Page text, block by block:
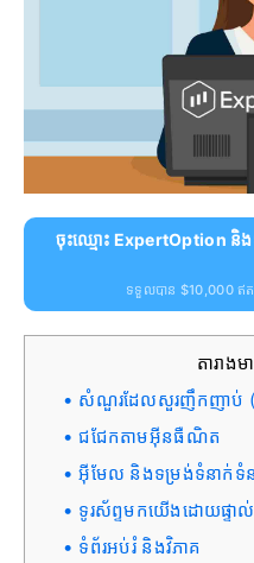
ចុះឈ្មោះ ExpertOption
ទទួលបាន $10,000 ឥតគិ
តារាងម
សំណួរដែលសួរញឹកញាប់
ជជែកតាមអ៊ីនធឺណិត
អ៊ីមែល និងទម្រង់ទំនាក់ទំ
ទូរស័ព្ទមកយើងដោយផ្ទា
ទំព័រអប់រំ និងវិភាគ